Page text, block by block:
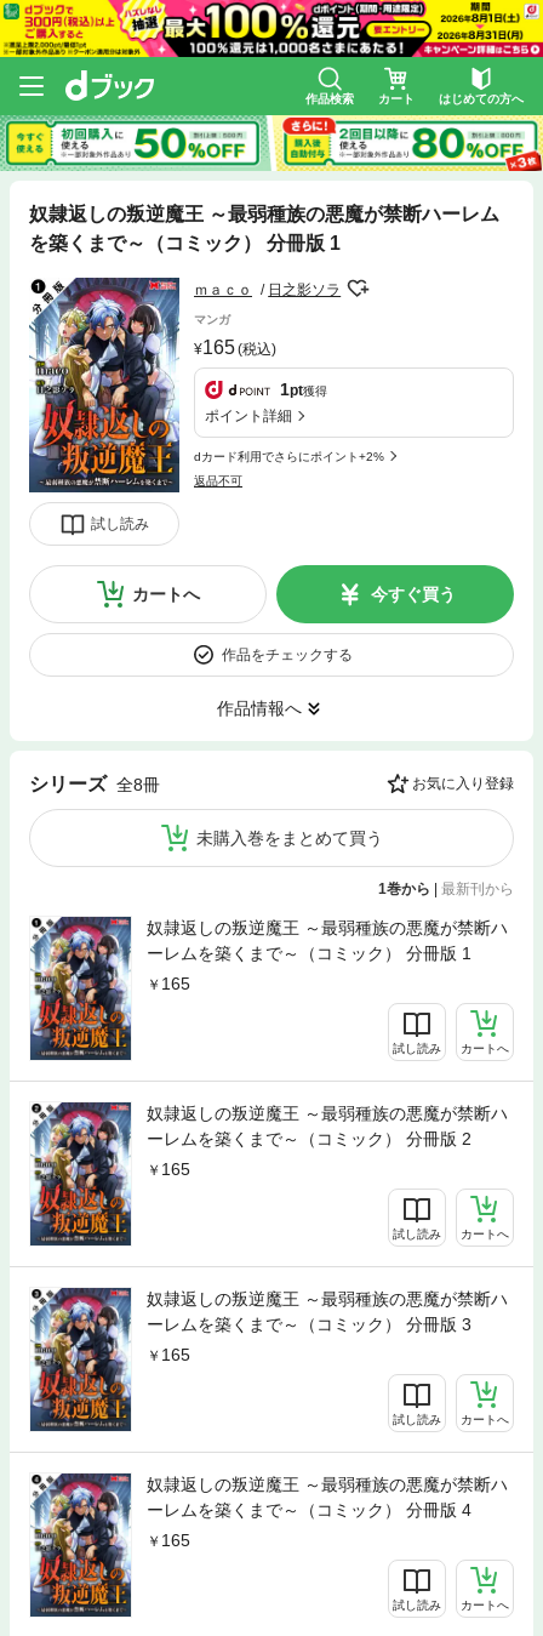
作品検索 カート はじめての方へ
奴隷返しの叛逆魔王 ～最弱種族の悪魔が禁断ハーレム
を築くまで～（コミック） 分冊版 1
試し読み
ｍａｃｏ 日之影ソラ
マンガ
165(税込)
1pt獲得
ポイント詳細
dカード利用でさらにポイント+2%
返品不可
カートへ 今すぐ買う
作品をチェックする
作品情報へ
シリーズ 全8冊 お気に入り登録
未購入巻をまとめて買う
1巻から | 最新刊から
奴隷返しの叛逆魔王 ～最弱種族の悪魔が禁断ハ
ーレムを築くまで～（コミック） 分冊版 1
165
試し読み カートへ
奴隷返しの叛逆魔王 ～最弱種族の悪魔が禁断ハ
ーレムを築くまで～（コミック） 分冊版 2
165
試し読み カートへ
奴隷返しの叛逆魔王 ～最弱種族の悪魔が禁断ハ
ーレムを築くまで～（コミック） 分冊版 3
165
試し読み カートへ
奴隷返しの叛逆魔王 ～最弱種族の悪魔が禁断ハ
ーレムを築くまで～（コミック） 分冊版 4
165
試し読み カートへ